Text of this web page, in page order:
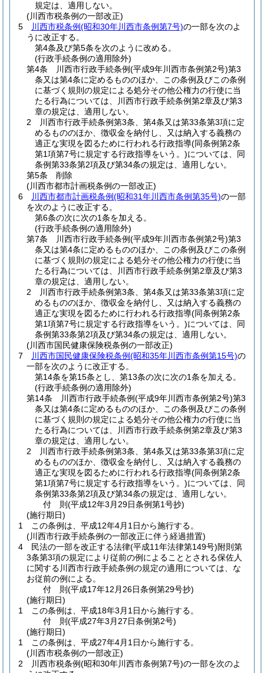
規定は、適用しない。
(川西市税条例の一部改正)
5
川西市税条例(昭和30年川西市条例第7号)の一部を次のよ
うに改正する。
第4条及び第5条を次のように改める。
(行政手続条例の適用除外)
第4条 川西市行政手続条例(平成9年川西市条例第2号)第3
条又は第4条に定めるもののほか、この条例及びこの条例
に基づく規則の規定による処分その他公権力の行使に当
たる行為については、川西市行政手続条例第2章及び第3
章の規定は、適用しない。
2 川西市行政手続条例第3条、第4条又は第33条第3項に定
めるもののほか、徴収金を納付し、又は納入する義務の
適正な実現を図るために行われる行政指導(同条例第2条
第1項第7号に規定する行政指導をいう。)については、同
条例第33条第2項及び第34条の規定は、適用しない。
第5条 削除
(川西市都市計画税条例の一部改正)
6
川西市都市計画税条例(昭和31年川西市条例第35号)の一部
を次のように改正する。
第6条の次に次の1条を加える。
(行政手続条例の適用除外)
第7条 川西市行政手続条例(平成9年川西市条例第2号)第3
条又は第4条に定めるもののほか、この条例及びこの条例
に基づく規則の規定による処分その他公権力の行使に当
たる行為については、川西市行政手続条例第2章及び第3
章の規定は、適用しない。
2 川西市行政手続条例第3条、第4条又は第33条第3項に定
めるもののほか、徴収金を納付し、又は納入する義務の
適正な実現を図るために行われる行政指導(同条例第2条
第1項第7号に規定する行政指導をいう。)については、同
条例第33条第2項及び第34条の規定は、適用しない。
(川西市国民健康保険税条例の一部改正)
7
川西市国民健康保険税条例(昭和35年川西市条例第15号)の
一部を次のように改正する。
第14条を第15条とし、第13条の次に次の1条を加える。
(行政手続条例の適用除外)
第14条 川西市行政手続条例(平成9年川西市条例第2号)第3
条又は第4条に定めるもののほか、この条例及びこの条例
に基づく規則の規定による処分その他公権力の行使に当
たる行為については、川西市行政手続条例第2章及び第3
章の規定は、適用しない。
2 川西市行政手続条例第3条、第4条又は第33条第3項に定
めるもののほか、徴収金を納付し、又は納入する義務の
適正な実現を図るために行われる行政指導(同条例第2条
第1項第7号に規定する行政指導をいう。)については、同
条例第33条第2項及び第34条の規定は、適用しない。
付 則(平成12年3月29日条例第1号抄)
(施行期日)
1
この条例は、平成12年4月1日から施行する。
(川西市行政手続条例の一部改正に伴う経過措置)
4
民法の一部を改正する法律(平成11年法律第149号)附則第
3条第3項の規定により従前の例によることとされる保佐人
に関する川西市行政手続条例の規定の適用については、な
お従前の例による。
付 則(平成17年12月26日条例第29号抄)
(施行期日)
1
この条例は、平成18年3月1日から施行する。
付 則(平成27年3月27日条例第2号)
(施行期日)
1
この条例は、平成27年4月1日から施行する。
(川西市税条例の一部改正)
2
川西市税条例(昭和30年川西市条例第7号)の一部を次のよ